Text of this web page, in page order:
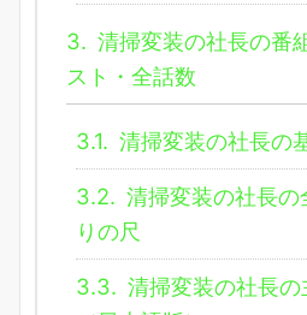
3. 清掃変装の社長の番
スト・全話数
3.1. 清掃変装の社長の
3.2. 清掃変装の社長の
りの尺
3.3. 清掃変装の社長の